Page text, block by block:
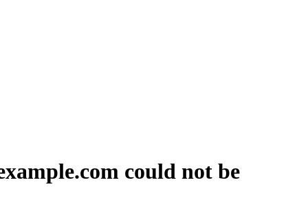
could not be